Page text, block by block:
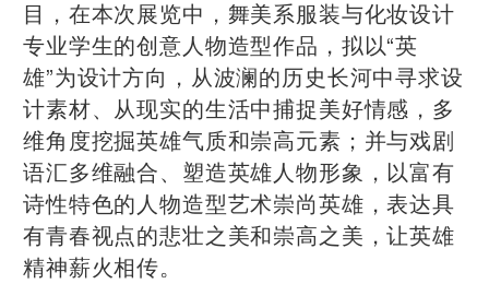
目，在本次展览中，舞美系服装与化妆设计
专业学生的创意人物造型作品，拟以“英
雄”为设计方向，从波澜的历史长河中寻求设
计素材、从现实的生活中捕捉美好情感，多
维角度挖掘英雄气质和崇高元素；并与戏剧
语汇多维融合、塑造英雄人物形象，以富有
诗性特色的人物造型艺术崇尚英雄，表达具
有青春视点的悲壮之美和崇高之美，让英雄
精神薪火相传。